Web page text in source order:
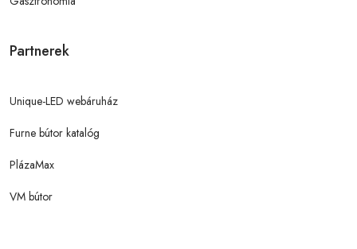
Partnerek
Unique-LED webáruház
Furne bútor katalóg
PlázaMax
VM bútor